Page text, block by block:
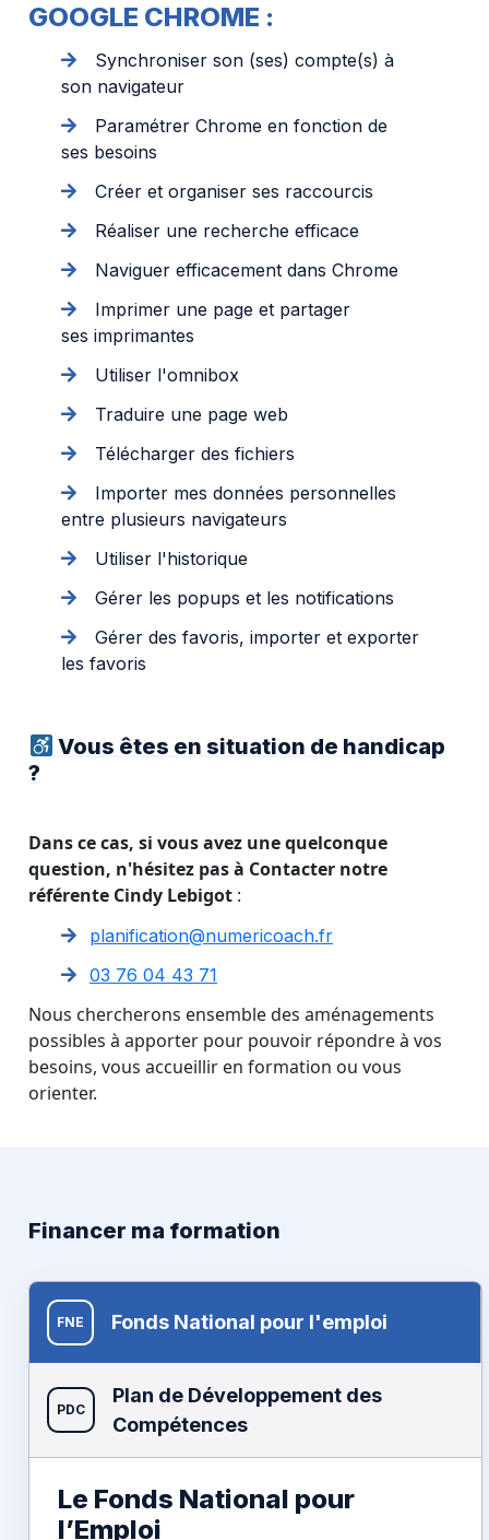
GOOGLE CHROME :
Synchroniser son (ses) compte(s) à
son navigateur
Paramétrer Chrome en fonction de
ses besoins
Créer et organiser ses raccourcis
Réaliser une recherche efficace
Naviguer efficacement dans Chrome
Imprimer une page et partager
ses imprimantes
Utiliser l'omnibox
Traduire une page web
Télécharger des fichiers
Importer mes données personnelles
entre plusieurs navigateurs
Utiliser l'historique
Gérer les popups et les notifications
Gérer des favoris, importer et exporter
les favoris
Vous êtes en situation de handicap
?
Dans ce cas, si vous avez une quelconque
question, n'hésitez pas à Contacter notre
référente Cindy Lebigot :
planification@numericoach.fr
03 76 04 43 71
Nous chercherons ensemble des aménagements
possibles à apporter pour pouvoir répondre à vos
besoins, vous accueillir en formation ou vous
orienter.
Financer ma formation
FNE Fonds National pour l'emploi
PDC
Plan de Développement des
Compétences
Le Fonds National pour
l’Emploi